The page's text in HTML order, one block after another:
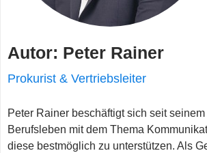
Autor: Peter Rainer
Prokurist & Vertriebsleiter
Peter Rainer beschäftigt sich seit
Berufsleben mit dem Thema
diese bestmöglich zu unterstützen. Als